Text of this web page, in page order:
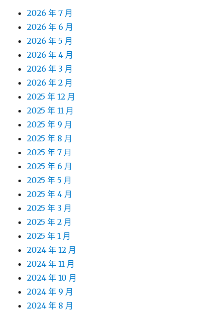
2026 年 7 月
2026 年 6 月
2026 年 5 月
2026 年 4 月
2026 年 3 月
2026 年 2 月
2025 年 12 月
2025 年 11 月
2025 年 9 月
2025 年 8 月
2025 年 7 月
2025 年 6 月
2025 年 5 月
2025 年 4 月
2025 年 3 月
2025 年 2 月
2025 年 1 月
2024 年 12 月
2024 年 11 月
2024 年 10 月
2024 年 9 月
2024 年 8 月